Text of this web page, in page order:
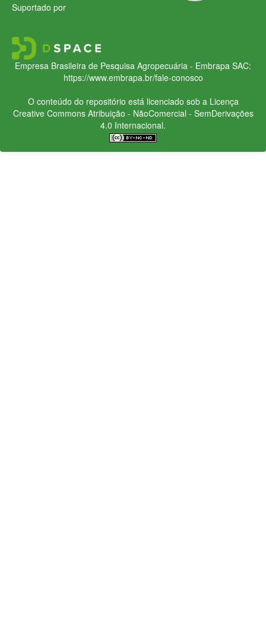
Suportado por
Empresa Brasileira de Pesquisa Agropecuária - Embrapa SAC:
https://www.embrapa.br/fale-conosco
O conteúdo do repositório está licenciado sob a Licença
Creative CommonsAtribuição - NãoComercial - SemDerivações
4.0 Internacional.